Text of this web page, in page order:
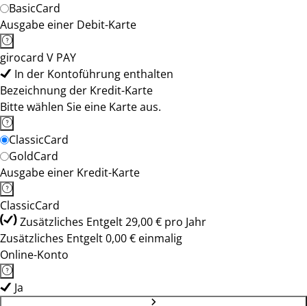
BasicCard
Ausgabe einer Debit-Karte
girocard V PAY
In der Kontoführung enthalten
Bezeichnung der Kredit-Karte
Bitte wählen Sie eine Karte aus.
ClassicCard
GoldCard
Ausgabe einer Kredit-Karte
ClassicCard
Zusätzliches Entgelt 29,00 € pro Jahr
Zusätzliches Entgelt 0,00 € einmalig
Online-Konto
Ja